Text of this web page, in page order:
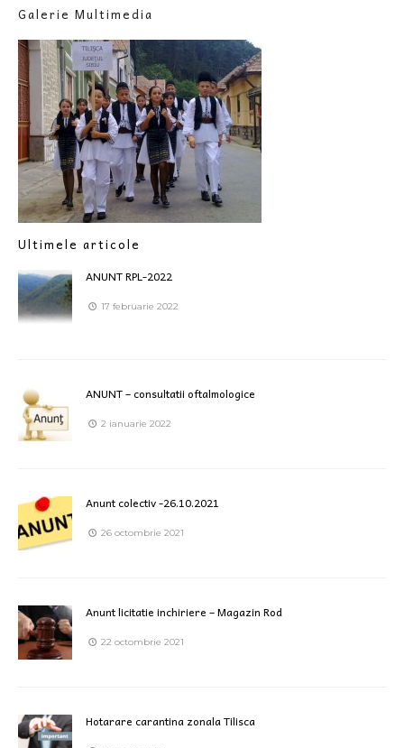
Galerie Multimedia
Ultimele articole
ANUNT RPL-2022
17 februarie 2022
ANUNT – consultatii oftalmologice
2 ianuarie 2022
Anunt colectiv -26.10.2021
26 octombrie 2021
Anunt licitatie inchiriere – Magazin Rod
22 octombrie 2021
Hotarare carantina zonala Tilisca